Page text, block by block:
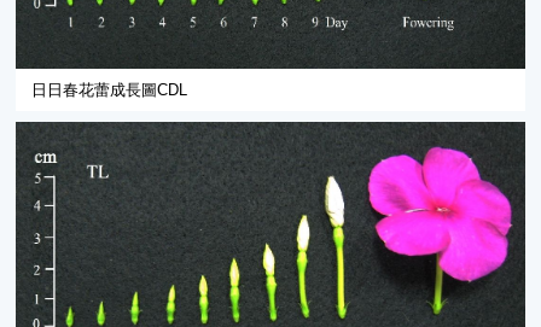
日日春花蕾成長圖CDL